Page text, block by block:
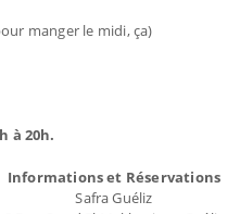
manger le midi, ça)
à 20h.
Informations et Réservations
Safra Guéliz